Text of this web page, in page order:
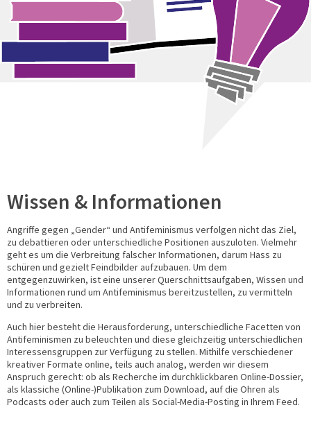
Wissen & Informationen
Angriffe gegen „Gender“ und Antifeminismus verfolgen nicht das Ziel,
zu debattieren oder unterschiedliche Positionen auszuloten. Vielmehr
geht es um die Verbreitung falscher Informationen, darum Hass zu
schüren und gezielt Feindbilder aufzubauen. Um dem
entgegenzuwirken, ist eine unserer Querschnittsaufgaben, Wissen und
Informationen rund um Antifeminismus bereitzustellen, zu vermitteln
und zu verbreiten.
Auch hier besteht die Herausforderung, unterschiedliche Facetten von
Antifeminismen zu beleuchten und diese gleichzeitig unterschiedlichen
Interessensgruppen zur Verfügung zu stellen. Mithilfe verschiedener
kreativer Formate online, teils auch analog, werden wir diesem
Anspruch gerecht: ob als Recherche im durchklickbaren Online-Dossier,
als klassiche (Online-)Publikation zum Download, auf die Ohren als
Podcasts oder auch zum Teilen als Social-Media-Posting in Ihrem Feed.